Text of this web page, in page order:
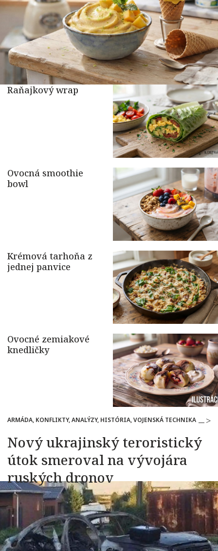
ARMÁDA, KONFLIKTY, ANALÝZY, HISTÓRIA, VOJENSKÁ TECHNIKA